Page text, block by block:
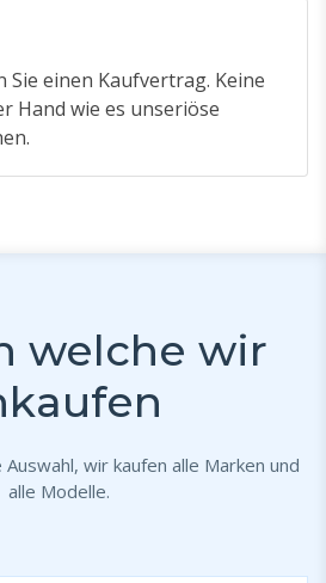
Sie einen Kaufvertrag. Keine
Hand wie es unseriöse
welche wir
wir kaufen alle Marken und
alle Modelle.